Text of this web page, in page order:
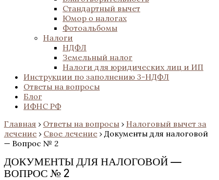
Стандартный вычет
Юмор о налогах
Фотоальбомы
Налоги
НДФЛ
Земельный налог
Налоги для юридических лиц и ИП
Инструкции по заполнению 3-НДФЛ
Ответы на вопросы
Блог
ИФНС РФ
Главная › Ответы на вопросы › Налоговый вычет за
лечение › Свое лечение › Документы для налоговой
— Вопрос № 2
ДОКУМЕНТЫ ДЛЯ НАЛОГОВОЙ —
ВОПРОС № 2